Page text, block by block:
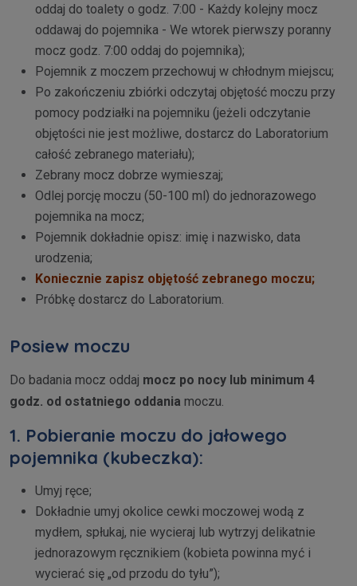
oddaj do toalety o godz. 7:00 - Każdy kolejny mocz
oddawaj do pojemnika - We wtorek pierwszy poranny
mocz godz. 7:00 oddaj do pojemnika);
Pojemnik z moczem przechowuj w chłodnym miejscu;
Po zakończeniu zbiórki odczytaj objętość moczu przy
pomocy podziałki na pojemniku (jeżeli odczytanie
objętości nie jest możliwe, dostarcz do Laboratorium
całość zebranego materiału);
Zebrany mocz dobrze wymieszaj;
Odlej porcję moczu (50-100 ml) do jednorazowego
pojemnika na mocz;
Pojemnik dokładnie opisz: imię i nazwisko, data
urodzenia;
Koniecznie zapisz objętość zebranego moczu;
Próbkę dostarcz do Laboratorium.
Posiew moczu
Do badania mocz oddaj mocz po nocy lub minimum 4
godz. od ostatniego oddania moczu.
1. Pobieranie moczu do jałowego
pojemnika (kubeczka):
Umyj ręce;
Dokładnie umyj okolice cewki moczowej wodą z
mydłem, spłukaj, nie wycieraj lub wytrzyj delikatnie
jednorazowym ręcznikiem (kobieta powinna myć i
wycierać się „od przodu do tyłu”);